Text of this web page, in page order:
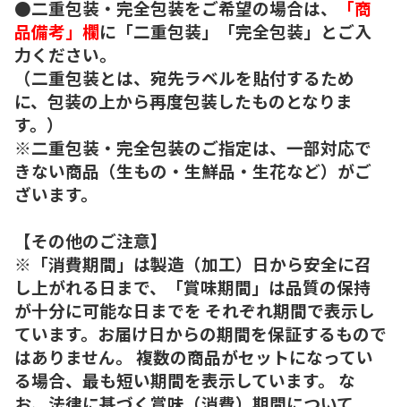
●二重包装・完全包装をご希望の場合は、
「商
品備考」欄に「二重包装」「完全包装」とご入
力ください。
（二重包装とは、宛先ラベルを貼付するため
に、包装の上から再度包装したものとなりま
す。）
※二重包装・完全包装のご指定は、一部対応で
きない商品（生もの・生鮮品・生花など）がご
ざいます。
【その他のご注意】
※「消費期間」は製造（加工）日から安全に召
し上がれる日まで、「賞味期間」は品質の保持
が十分に可能な日までを それぞれ期間で表示し
ています。お届け日からの期間を保証するもので
はありません。 複数の商品がセットになってい
る場合、最も短い期間を表示しています。 な